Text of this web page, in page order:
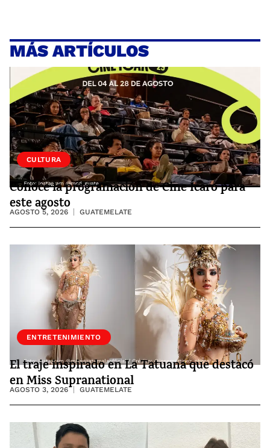
MÁS ARTÍCULOS
CULTURA
Conoce la programación de Cine Ícaro para
este agosto
AGOSTO 5, 2026 GUATEMELATE
ENTRETENIMIENTO
El traje inspirado en La Tatuana que destacó
en Miss Supranational
AGOSTO 3, 2026 GUATEMELATE